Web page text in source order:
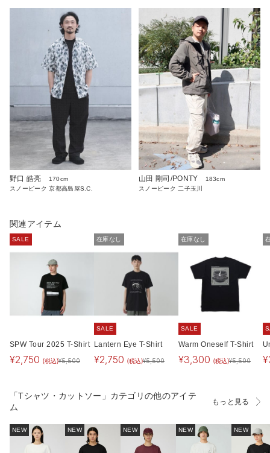
野口 皓亮
170cm
スノーピーク 京都高島屋S.C.
山田 剛司/PONTY
183cm
スノーピーク 二子玉川
関連アイテム
SALE
SPW Tour 2025 T-Shirt
¥2,750 (税込)¥5,500
在庫なし
SALE
Lantern Eye T-Shirt
¥2,750 (税込)¥5,500
在庫なし
SALE
Warm Oneself T-Shirt
¥3,300 (税込)¥5,500 ¥
「Tシャツ・カットソー」カテゴリの他のアイテ
ム
もっと見る
NEW NEW NEW NEW NEW